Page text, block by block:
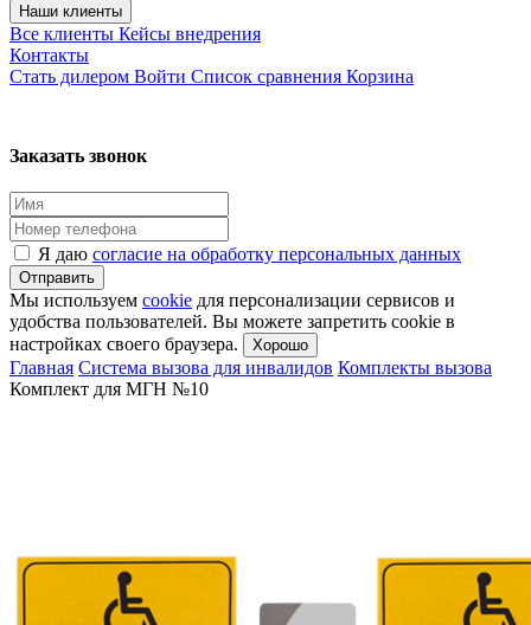
Наши клиенты
Все клиенты Кейсы внедрения
Контакты
Стать дилером Войти Список сравнения Корзина
Заказать звонок
Я даю согласие на обработку персональных данных
Отправить
Мы используем cookie для персонализации сервисов и
удобства пользователей. Вы можете запретить cookie в
настройках своего браузера.
Хорошо
Главная Система вызова для инвалидов Комплекты вызова
Комплект для МГН №10